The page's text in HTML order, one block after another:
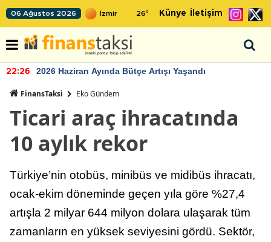
06 Ağustos 2026 26° Künye İletişim
22:26 2026 Haziran Ayında Bütçe Artışı Yaşandı
FinansTaksi Eko Gündem
Ticari araç ihracatında
10 aylık rekor
Türkiye’nin otobüs, minibüs ve midibüs ihracatı,
ocak-ekim döneminde geçen yıla göre %27,4
artışla 2 milyar 644 milyon dolara ulaşarak tüm
zamanların en yüksek seviyesini gördü. Sektör,